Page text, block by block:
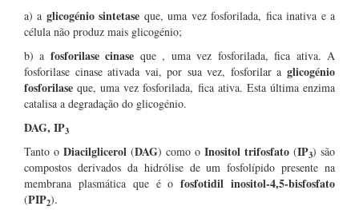
a) a glicogénio sintetase que, uma vez fosforilada, fica inativa e a
célula não produz mais glicogénio;
b) a fosforilase cinase que , uma vez fosforilada, fica ativa. A
fosforilase cinase ativada vai, por sua vez, fosforilar a glicogénio
fosforilase que, uma vez fosforilada, fica ativa. Esta última enzima
catalisa a degradação do glicogénio.
DAG, IP3
Tanto o Diacilglicerol (DAG) como o Inositol trifosfato (IP3) são
compostos derivados da hidrólise de um fosfolípido presente na
membrana plasmática que é ofosfotidil inositol-4,5-bisfosfato
(PIP2).